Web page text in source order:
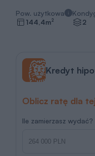
Pow. użytkowa
144,4m2
2
Kredyt
Oblicz ratę dla
Ile zamierzasz wydać?